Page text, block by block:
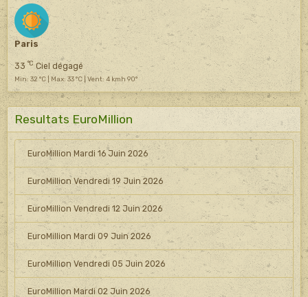
Paris
33 °CCiel dégagé
Min: 32 °C | Max: 33 °C | Vent: 4 kmh 90°
Resultats EuroMillion
EuroMillion Mardi 16 Juin 2026
EuroMillion Vendredi 19 Juin 2026
EuroMillion Vendredi 12 Juin 2026
EuroMillion Mardi 09 Juin 2026
EuroMillion Vendredi 05 Juin 2026
EuroMillion Mardi 02 Juin 2026